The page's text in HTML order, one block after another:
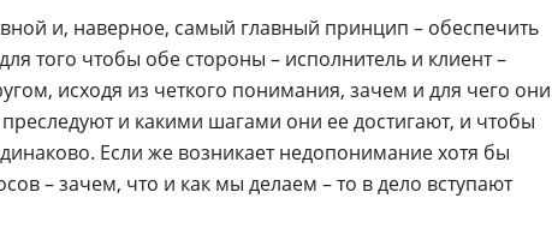
и, наверное, самый главный принцип – обеспечить
того чтобы обе стороны – исполнитель и клиент –
исходя из четкого понимания, зачем и для чего они
и какими шагами они ее достигают, и чтобы
Если же возникает недопонимание хотя бы
– зачем, что и как мы делаем – то в дело вступают